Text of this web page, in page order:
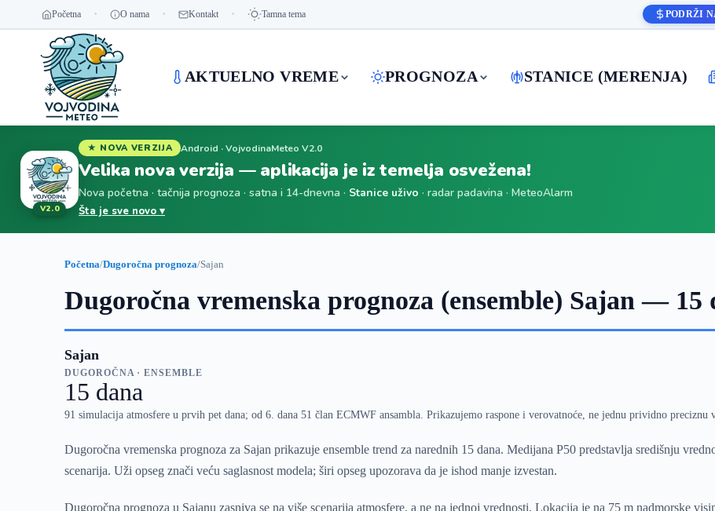
Početna O nama Kontakt Tamna tema PODRŽI
AKTUELNO VREME PROGNOZA STANICE (MERENJA)
V2.0
★ NOVA VERZIJA Android · VojvodinaMeteo V2.0
Velika nova verzija — aplikacija je iz temelja osvežena!
Nova početna · tačnija prognoza · satna i 14-dnevna · Stanice uživo · radar padavina · MeteoAlarm
Šta je sve novo ▾
Početna/Dugoročna prognoza/Sajan
Dugoročna vremenska prognoza (ensemble) Sajan — 15
Sajan
DUGOROČNA · ENSEMBLE
15 dana
91 simulacija atmosfere u prvih pet dana; od 6. dana 51 član ECMWF ansambla. Prikazujemo raspone i verovatnoće, ne jednu prividno preciznu
Dugoročna vremenska prognoza za Sajan prikazuje ensemble trend za narednih 15 dana. Medijana P50 predstavlja središnju
scenarija. Uži opseg znači veću saglasnost modela; širi opseg upozorava da je ishod manje izvestan.
Dugoročna prognoza u Sajanu zasniva se na više scenarija atmosfere, a ne na jednoj vrednosti. Lokacija je na 75 m nadmorske